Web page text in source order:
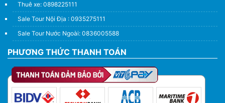
Thuê xe: 0898225111
Sale Tour Nội Địa : 0935275111
Sale Tour Nước Ngoài: 0836005588
PHƯƠNG THỨC THANH TOÁN